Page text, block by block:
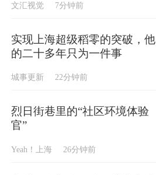
文汇视觉 7分钟前
实现上海超级稻零的突破，他
的二十多年只为一件事
城事更新 22分钟前
烈日街巷里的“社区环境体验
官”
Yeah！上海 26分钟前